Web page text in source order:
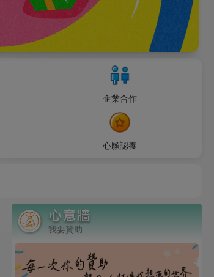
企業合作
心願認養
我要贊助